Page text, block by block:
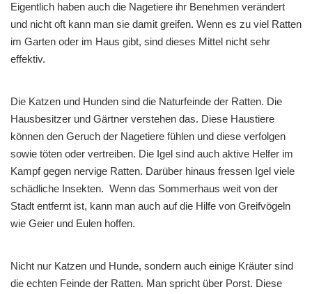
Eigentlich haben auch die Nagetiere ihr Benehmen verändert
und nicht oft kann man sie damit greifen. Wenn es zu viel Ratten
im Garten oder im Haus gibt, sind dieses Mittel nicht sehr
effektiv.
Die Katzen und Hunden sind die Naturfeinde der Ratten. Die
Hausbesitzer und Gärtner verstehen das. Diese Haustiere
können den Geruch der Nagetiere fühlen und diese verfolgen
sowie töten oder vertreiben. Die Igel sind auch aktive Helfer im
Kampf gegen nervige Ratten. Darüber hinaus fressen Igel viele
schädliche Insekten. Wenn das Sommerhaus weit von der
Stadt entfernt ist, kann man auch auf die Hilfe von Greifvögeln
wie Geier und Eulen hoffen.
Nicht nur Katzen und Hunde, sondern auch einige Kräuter sind
die echten Feinde der Ratten. Man spricht über Porst. Diese